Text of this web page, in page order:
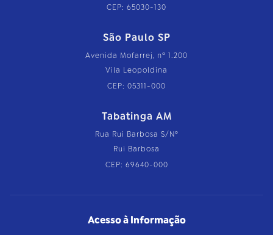
CEP: 65030-130
São Paulo SP
Avenida Mofarrej, nº 1.200
Vila Leopoldina
CEP: 05311-000
Tabatinga AM
Rua Rui Barbosa S/Nº
Rui Barbosa
CEP: 69640-000
Acesso à Informação